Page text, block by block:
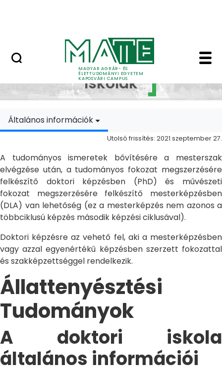
MAGYAR AGRÁR- ÉS
ÉLETTUDOMÁNYI EGYETEM
KAPOSVÁRI CAMPUS
Doktori Iskolák -
Doktori
Iskolák
Általános információk
Utolsó frissítés: 2021 szeptember 27.
A tudományos ismeretek bővítésére a mesterszak
elvégzése után, a tudományos fokozat megszerzésére
felkészítő doktori képzésben (PhD) és művészeti
fokozat megszerzésére felkészítő mesterképzésben
(DLA) van lehetőség (ez a mesterképzés nem azonos a
többciklusú képzés második képzési ciklusával).
Doktori képzésre az vehető fel, aki a mesterképzésben
vagy azzal egyenértékű képzésben szerzett fokozattal
és szakképzettséggel rendelkezik.
Állattenyésztési
Tudományok
A doktori iskola
általános információi